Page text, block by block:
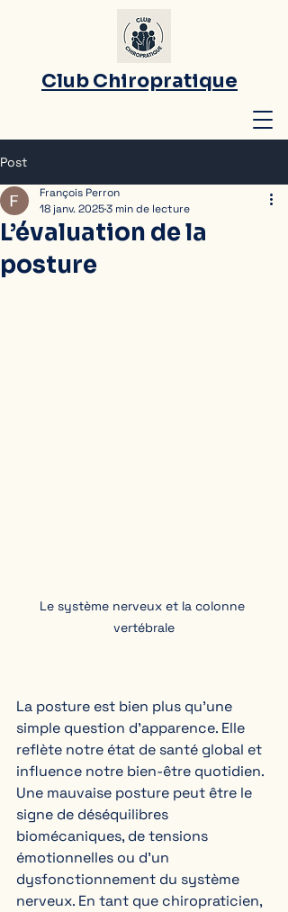
Club Chiropratique
Post
L’évaluation de la
posture
François Perron
18 janv. 20253 min de lecture
Le système nerveux et la colonne
vertébrale
La posture est bien plus qu’une
simple question d’apparence. Elle
reflète notre état de santé global et
influence notre bien-être quotidien.
Une mauvaise posture peut être le
signe de déséquilibres
biomécaniques, de tensions
émotionnelles ou d’un
dysfonctionnement du système
nerveux. En tant que chiropraticien,